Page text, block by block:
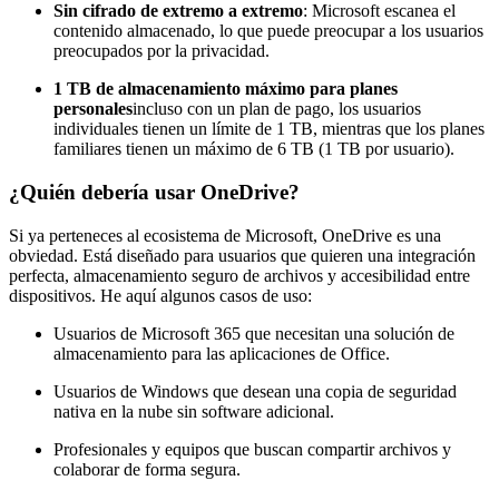
Sin cifrado de extremo a extremo: Microsoft escanea el
contenido almacenado, lo que puede preocupar a los usuarios
preocupados por la privacidad.
1 TB de almacenamiento máximo para planes
personalesincluso con un plan de pago, los usuarios
individuales tienen un límite de 1 TB, mientras que los planes
familiares tienen un máximo de 6 TB (1 TB por usuario).
¿Quién debería usar OneDrive?
Si ya perteneces al ecosistema de Microsoft, OneDrive es una
obviedad. Está diseñado para usuarios que quieren una integración
perfecta, almacenamiento seguro de archivos y accesibilidad entre
dispositivos. He aquí algunos casos de uso:
Usuarios de Microsoft 365 que necesitan una solución de
almacenamiento para las aplicaciones de Office.
Usuarios de Windows que desean una copia de seguridad
nativa en la nube sin software adicional.
Profesionales y equipos que buscan compartir archivos y
colaborar de forma segura.